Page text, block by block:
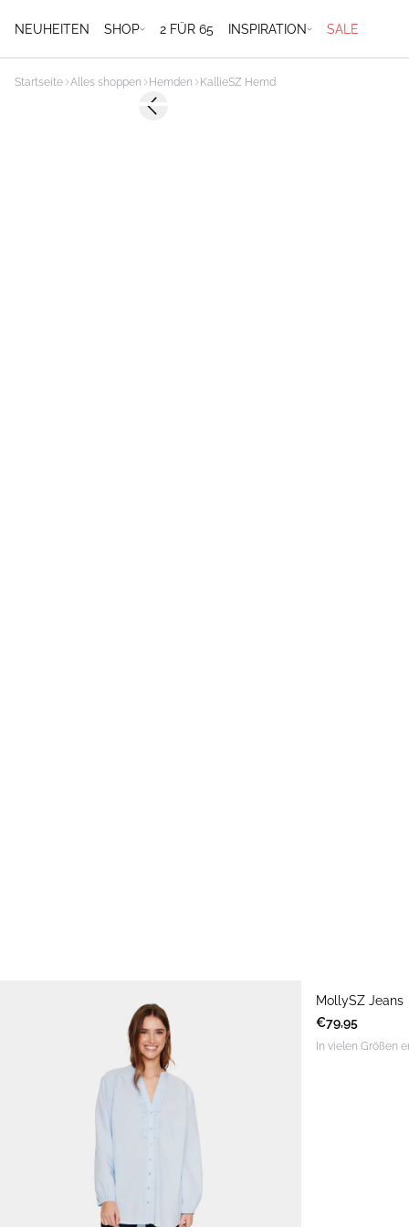
NEUHEITEN SHOP 2 FÜR 65 INSPIRATION SALE
Startseite Alles shoppen Hemden KallieSZ Hemd
-50%Previous slide
MollySZ Jeans
€79,95
In vielen Größen